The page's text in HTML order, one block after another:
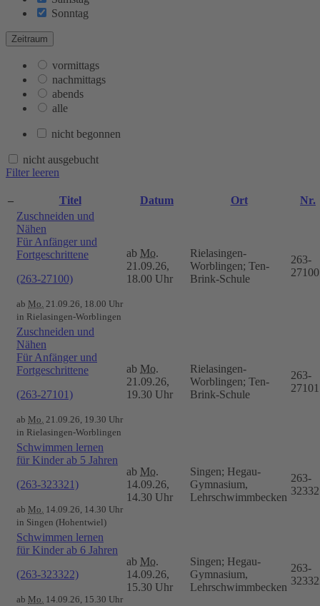
Sonntag
Zeitraum
vormittags
nachmittags
abends
alle
nicht begonnen
nicht ausgebucht
Filter leeren
– Titel Datum Ort
Nr.
Zuschneiden und
Nähen
Für Anfänger und
Fortgeschrittene
(263-27100)
ab Mo. 21.09.26, 18.00 Uhr
in Rielasingen-Worblingen
ab Mo.
21.09.26,
18.00 Uhr
Rielasingen-
Worblingen; Ten-
Brink-Schule
263-
27100
Zuschneiden und
Nähen
Für Anfänger und
Fortgeschrittene
(263-27101)
ab Mo. 21.09.26, 19.30 Uhr
in Rielasingen-Worblingen
ab Mo.
21.09.26,
19.30 Uhr
Rielasingen-
Worblingen; Ten-
Brink-Schule
263-
27101
Schwimmen lernen
für Kinder ab 5 Jahren
(263-323321)
ab Mo. 14.09.26, 14.30 Uhr
in Singen (Hohentwiel)
ab Mo.
14.09.26,
14.30 Uhr
Singen; Hegau-
Gymnasium,
Lehrschwimmbecken
263-
Schwimmen lernen
für Kinder ab 6 Jahren
(263-323322)
ab Mo. 14.09.26, 15.30 Uhr
ab Mo.
14.09.26,
15.30 Uhr
Singen; Hegau-
Gymnasium,
Lehrschwimmbecken
263-